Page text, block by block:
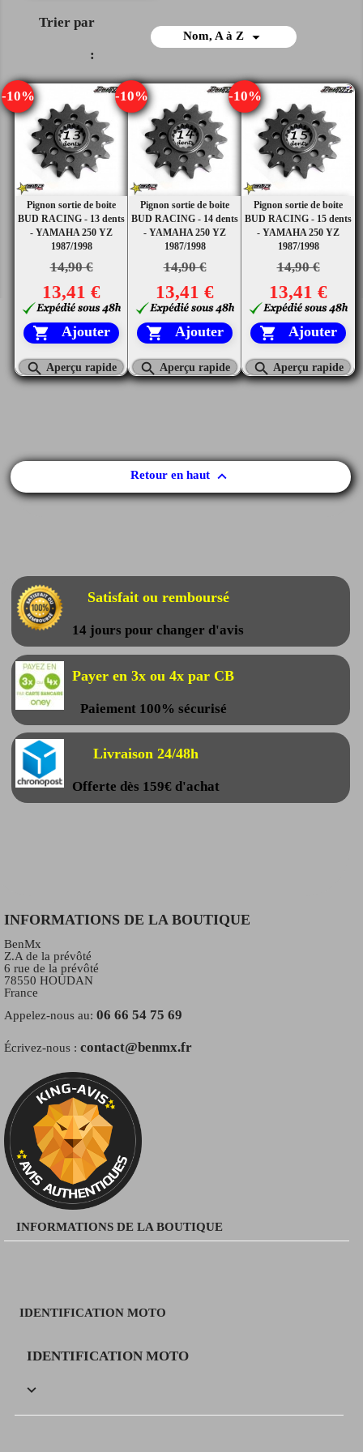
Trier par
:
Nom, A à Z 
Pignon sortie de boite
BUD RACING - 13 dents
- YAMAHA 250 YZ
1987/1998
14,90 €
-10%
13,41 €
 Ajouter
 Aperçu rapide
Pignon sortie de boite
BUD RACING - 14 dents
- YAMAHA 250 YZ
1987/1998
14,90 €
-10%
13,41 €
 Ajouter
 Aperçu rapide
Pignon sortie de boite
BUD RACING - 15 dents
- YAMAHA 250 YZ
1987/1998
14,90 €
-10%
13,41 €
 Ajouter
 Aperçu rapide
Retour en haut 
Satisfait ou remboursé
14 jours pour changer d'avis
Payer en 3x ou 4x par CB
Paiement 100% sécurisé
Livraison 24/48h
Offerte dès 159€ d'achat
INFORMATIONS DE LA BOUTIQUE
BenMx
Z.A de la prévôté
6 rue de la prévôté
78550 HOUDAN
France
Appelez-nous au: 06 66 54 75 69
Écrivez-nous : contact@benmx.fr
INFORMATIONS DE LA BOUTIQUE
IDENTIFICATION MOTO
IDENTIFICATION MOTO
